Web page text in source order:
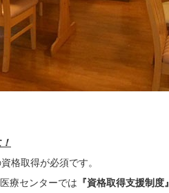
格取得が必須です。
療センターでは 『資格取得支援制度』